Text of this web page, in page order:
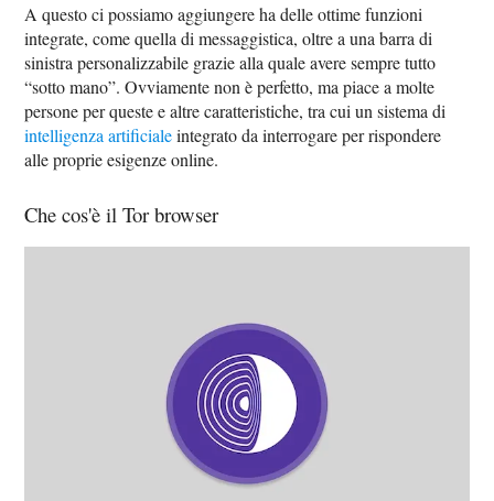
A questo ci possiamo aggiungere ha delle ottime funzioni
integrate, come quella di messaggistica, oltre a una barra di
sinistra personalizzabile grazie alla quale avere sempre tutto
“sotto mano”. Ovviamente non è perfetto, ma piace a molte
persone per queste e altre caratteristiche, tra cui un sistema di
intelligenza artificialeintegrato da interrogare per rispondere
alle proprie esigenze online.
Che cos'è il Tor browser